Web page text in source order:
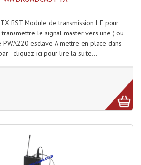
Sans Fil HF UHF 800MHZ
Micros De Studio
Microphones De Surface
Pupitre Pour Discours
Samplers, Échantillonneurs
TX BST Module de transmission HF pour
le signal master vers une ( ou
PWA220 esclave A mettre en place dans
- cliquez-ici pour lire la suite...